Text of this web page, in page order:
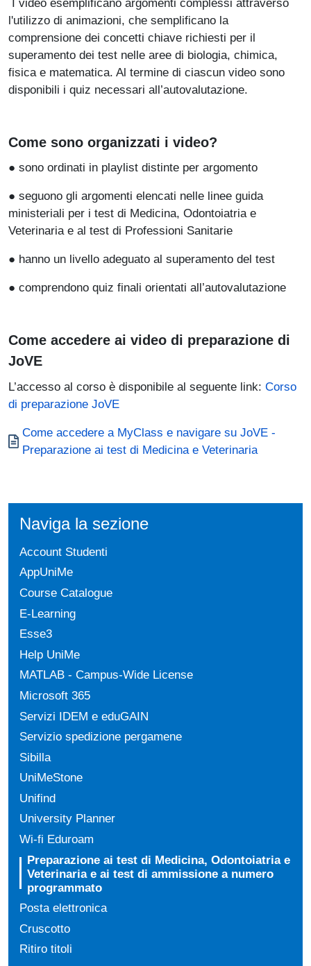
l'utilizzo di animazioni, che semplificano la
comprensione dei concetti chiave richiesti per il
superamento dei test nelle aree di biologia, chimica,
fisica e matematica. Al termine di ciascun video sono
disponibili i quiz necessari all’autovalutazione.
Come sono organizzati i video?
● sono ordinati in playlist distinte per argomento
● seguono gli argomenti elencati nelle linee guida
ministeriali per i test di Medicina, Odontoiatria e
Veterinaria e al test di Professioni Sanitarie
● hanno un livello adeguato al superamento del test
● comprendono quiz finali orientati all’autovalutazione
Come accedere ai video di preparazione di
JoVE
L’accesso al corso è disponibile al seguente link: Corso
di preparazione JoVE
Document
Come accedere a MyClass e navigare su JoVE -
Preparazione ai test di Medicina e Veterinaria
Naviga la sezione
Account Studenti
AppUniMe
Course Catalogue
E-Learning
Esse3
Help UniMe
MATLAB - Campus-Wide License
Microsoft 365
Servizi IDEM e eduGAIN
Servizio spedizione pergamene
Sibilla
UniMeStone
Unifind
University Planner
Wi-fi Eduroam
Preparazione ai test di Medicina, Odontoiatria e
Veterinaria e ai test di ammissione a numero
programmato
Posta elettronica
Cruscotto
Ritiro titoli